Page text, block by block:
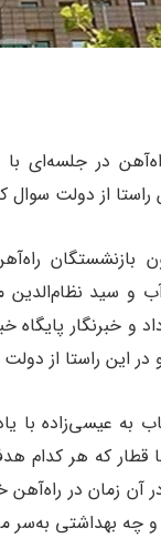
در جلسه‌ای
از دولت سوال
و سید
و خبرنگار
این راستا از
عیسی‌زاده با
قطار که هر
آن زمان در
چه بهداشتی به‌سر